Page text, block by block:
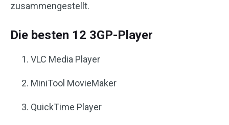
zusammengestellt.
Die besten 12 3GP-Player
VLC Media Player
MiniTool MovieMaker
QuickTime Player